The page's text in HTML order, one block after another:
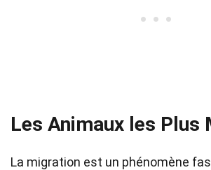
Les Animaux les Plus
La migration est un phénomène